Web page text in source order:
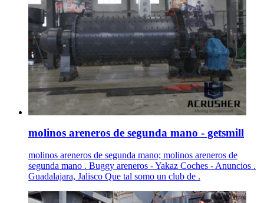
molinos areneros de segunda mano - getsmill
molinos areneros de segunda mano; molinos areneros de
segunda mano . Buggy areneros - Yakaz Coches - Anuncios .
Guadalajara, Jalisco Que tal somo un club de .